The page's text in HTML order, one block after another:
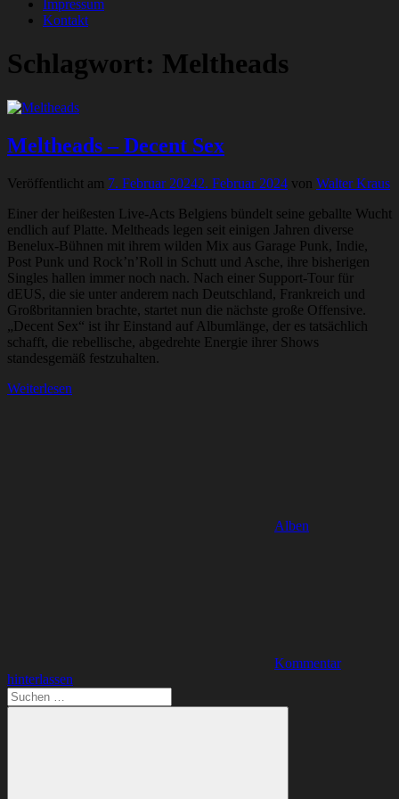
Impressum
Kontakt
Schlagwort: Meltheads
Meltheads – Decent Sex
Veröffentlicht am 7. Februar 20242. Februar 2024 von Walter Kraus
Einer der heißesten Live-Acts Belgiens bündelt seine geballte Wucht
endlich auf Platte. Meltheads legen seit einigen Jahren diverse
Benelux-Bühnen mit ihrem wilden Mix aus Garage Punk, Indie,
Post Punk und Rock’n’Roll in Schutt und Asche, ihre bisherigen
Singles hallen immer noch nach. Nach einer Support-Tour für
dEUS, die sie unter anderem nach Deutschland, Frankreich und
Großbritannien brachte, startet nun die nächste große Offensive.
„Decent Sex“ ist ihr Einstand auf Albumlänge, der es tatsächlich
schafft, die rebellische, abgedrehte Energie ihrer Shows
standesgemäß festzuhalten.
Weiterlesen
Alben
Kommentar
hinterlassen
Suchen
nach: